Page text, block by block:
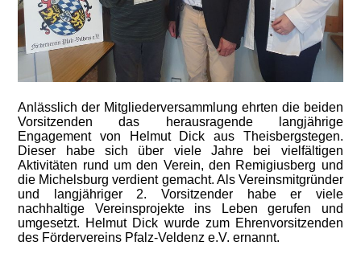
Anlässlich der Mitgliederversammlung ehrten die beiden
Vorsitzenden das herausragende langjährige
Engagement von Helmut Dick aus Theisbergstegen.
Dieser habe sich über viele Jahre bei vielfältigen
Aktivitäten rund um den Verein, den Remigiusberg und
die Michelsburg verdient gemacht. Als Vereinsmitgründer
und langjähriger 2. Vorsitzender habe er viele
nachhaltige Vereinsprojekte ins Leben gerufen und
umgesetzt. Helmut Dick wurde zum Ehrenvorsitzenden
des Fördervereins Pfalz-Veldenz e.V. ernannt.